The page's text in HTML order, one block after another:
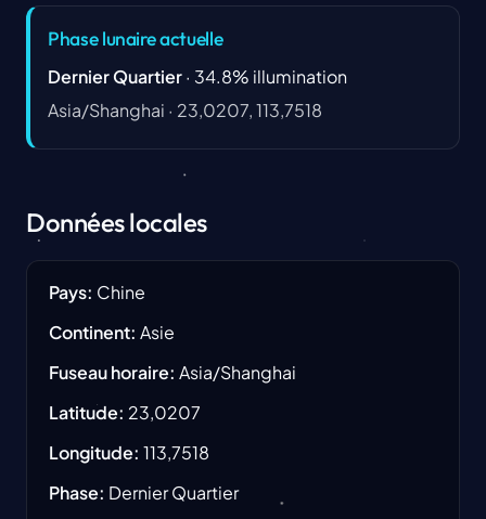
Phase lunaire actuelle
Dernier Quartier· 34.8% illumination
Asia/Shanghai · 23,0207, 113,7518
Données locales
Pays: Chine
Continent: Asie
Fuseau horaire: Asia/Shanghai
Latitude: 23,0207
Longitude: 113,7518
Phase: Dernier Quartier